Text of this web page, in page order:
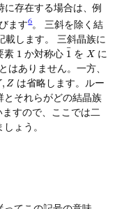
に存在する場合は、例
ます6。 三斜を除く結
載します。 三斜晶族に
素 1か対称心 1
¯を Xに
ありません。一方、
, Z は省略します。ルー
とそれらがどの結晶族
すので、ここでは二
ょう。